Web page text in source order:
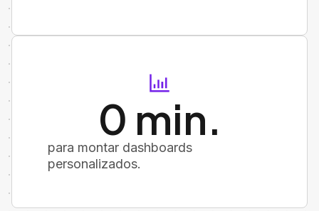
0 min.
para montar dashboards
personalizados.